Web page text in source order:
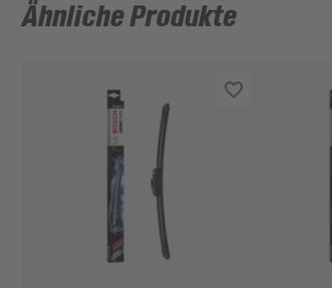
Ähnliche Produkte